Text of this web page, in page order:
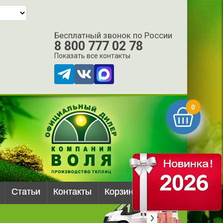
Бесплатный звонок по России
8 800 777 02 78
Показать все контакты
Статьи Контакты Корзина
0